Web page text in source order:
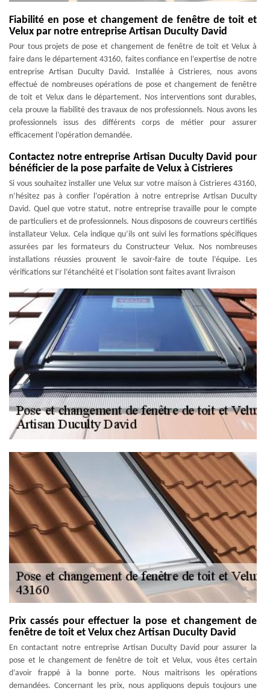
Fiabilité en pose et changement de fenêtre de toit et
Velux par notre entreprise Artisan Duculty David
Pour tous projets de pose et changement de fenêtre de toit et Velux à
faire dans le département 43160, faites confiance en l’expertise de notre
entreprise Artisan Duculty David. Installée à Cistrieres, nous avons
effectué de nombreuses opérations de pose et changement de fenêtre
de toit et Velux dans le département. Nos interventions sont durables,
cela prouve la fiabilité des travaux de nos professionnels. Nous avons les
professionnels issus des différents corps de métier pour assurer
efficacement l’opération demandée.
Contactez notre entreprise Artisan Duculty David pour
bénéficier de la pose parfaite de Velux à Cistrieres
Si vous souhaitez installer une Velux sur votre maison à Cistrieres 43160,
n’hésitez pas à confier l’opération à notre entreprise Artisan Duculty
David. Quel que votre statut, notre entreprise travaille pour le compte
de particuliers et de professionnels. Nous disposons de couvreurs certifiés
installateur Velux. Cela indique qu’ils ont suivi les formations spécifiques
assurées par les formateurs du Constructeur Velux. Nos nombreuses
installations réussies prouvent le savoir-faire de toute l’équipe. Les
vérifications sur l’étanchéité et l’isolation sont faites avant livraison
Prix cassés pour effectuer la pose et changement de
fenêtre de toit et Velux chez Artisan Duculty David
En contactant notre entreprise Artisan Duculty David pour assurer la
pose et le changement de fenêtre de toit et Velux, vous êtes certain
d’avoir frappé à la bonne porte. Nous maitrisons les opérations
demandées. Concernant les prix, nous appliquons depuis toujours une